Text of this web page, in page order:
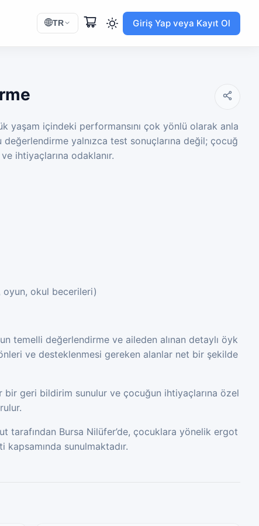
TR Giriş Yap veya Kayıt Ol
yaşam içindeki performansını çok yönlü olarak anla
değerlendirme yalnızca test sonuçlarına değil; çocuğ
ihtiyaçlarına odaklanır.
oyun, okul becerileri)
temelli değerlendirme ve aileden alınan detaylı öyk
ve desteklenmesi gereken alanlar net bir şekilde
bir geri bildirim sunulur ve çocuğun ihtiyaçlarına özel
tarafından Bursa Nilüfer’de, çocuklara yönelik ergot
sunulmaktadır.